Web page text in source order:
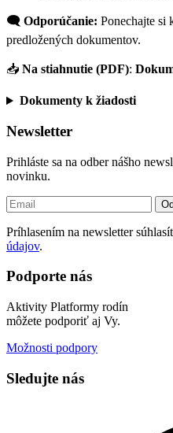
🗨 Odporúčanie: Ponechajte si
predložených dokumentov.
📥 Na stiahnutie (PDF):
Dokumenty k žiadosti
Newsletter
Prihláste sa na odber nášho
novinku.
Príhlasením na newsletter
údajov.
Podporte nás
Aktivity Platformy rodín
môžete podporiť aj Vy.
Možnosti podpory
Sledujte nás